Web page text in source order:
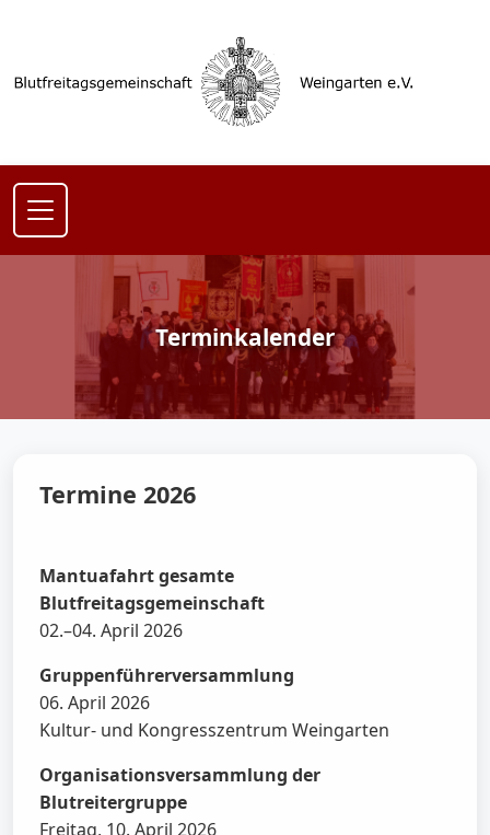
Terminkalender
Termine 2026
Mantuafahrt gesamte
Blutfreitagsgemeinschaft
02.–04. April 2026
Gruppenführerversammlung
06. April 2026
Kultur- und Kongresszentrum Weingarten
Organisationsversammlung der
Blutreitergruppe
Freitag, 10. April 2026